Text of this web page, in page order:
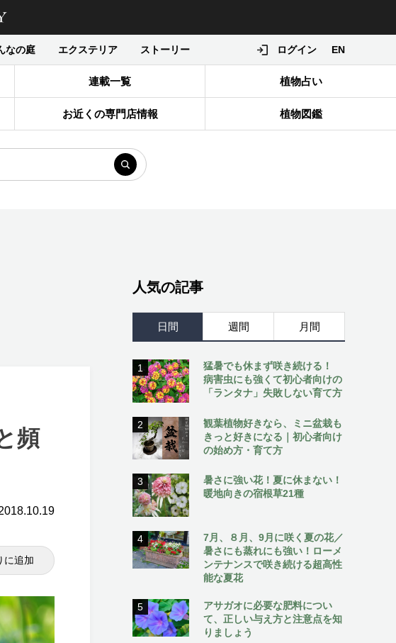
なの庭 エクステリア ストーリー ログイン EN
連載一覧 植物占い
お近くの専門店情報 植物図鑑
頻
に追加
人気の記事
日間 週間 月間
1
猛暑でも休まず咲き続ける！
病害虫にも強くて初心者向けの
「ランタナ」失敗しない育て方
2
観葉植物好きなら、ミニ盆栽も
きっと好きになる｜初心者向け
の始め方・育て方
3
暑さに強い花！夏に休まない！
暖地向きの宿根草21種
4
7月、８月、9月に咲く夏の花／
暑さにも蒸れにも強い！ローメ
ンテナンスで咲き続ける超高性
能な夏花
5
アサガオに必要な肥料につい
て、正しい与え方と注意点を知
りましょう